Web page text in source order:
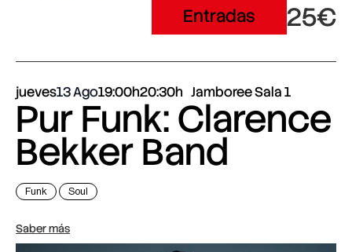
Entradas 25€
jueves13 Ago19:00h20:30h Jamboree Sala 1
Pur Funk: Clarence
Bekker Band
Funk Soul
Saber más